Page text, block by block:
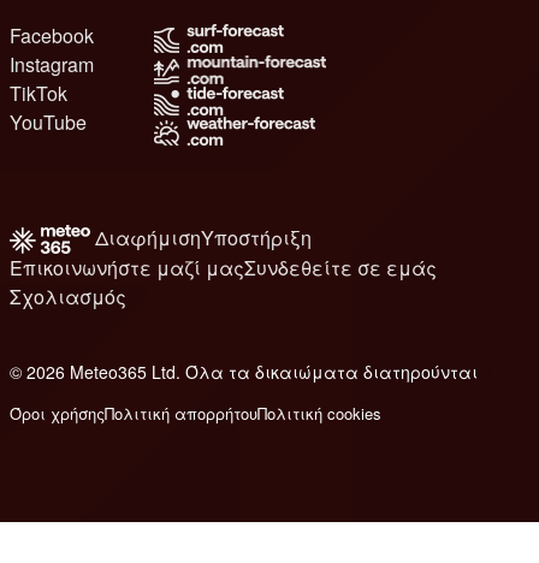
Facebook
Instagram
TikTok
YouTube
ΔιαφήμισηΥποστήριξη
Επικοινωνήστε μαζί μαςΣυνδεθείτε σε εμάς
Σχολιασμός
© 2026 Meteo365 Ltd. Όλα τα δικαιώματα διατηρούνται
Όροι χρήσηςΠολιτική απορρήτουΠολιτική cookies